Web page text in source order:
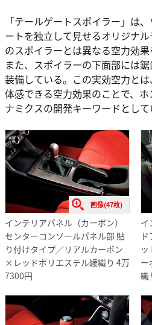
「テールゲートスポイラー」は
ートを独立して見せるオリジナ
のスポイラーとは異なる空力効果
また、スポイラーの下面部には
装備している。この実効空力と
体感できる空力効果のことで、
ナミクスの開発キーワードとして
画像(47枚)
インテリアパネル（カーボン）
センターコンソールパネル部 貼
り付けタイプ／リアルカーボン
×レッドポリエステル綾織り 4万
7300円
イ
ー
織